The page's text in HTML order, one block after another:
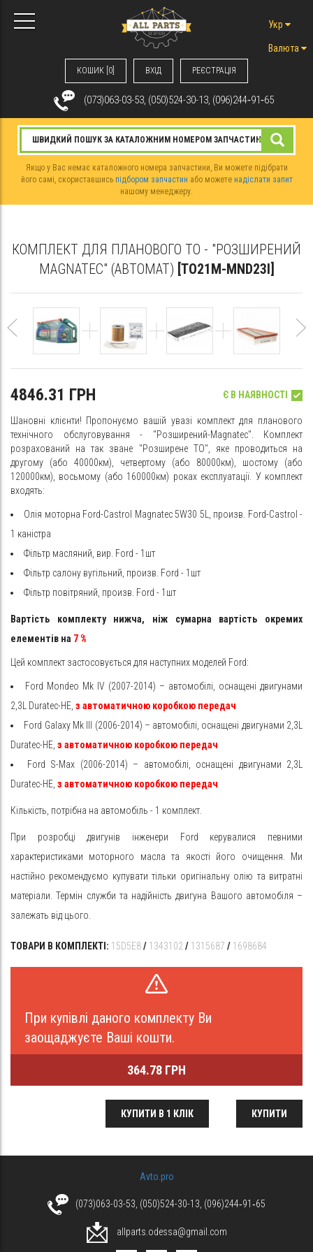
КОШИК [0] ВХIД РЕЄСТРАЦІЯ
Укр
Валюта
(073)063-03-53, (050)524-30-13, (096)244‑91‑65
Якщо у Вас немає каталожного номера запчастини, Ви можете підібрати
його самі, скориставшись підбором запчастин або можете надіслати запит
нашому менеджеру.
КОМПЛЕКТ ДЛЯ ПЛАНОВОГО ТО - "РОЗШИРЕНИЙ
MAGNATEC" (АВТОМАТ) [TO21M-MND23I]
4846.31 ГРН Є В НАЯВНОСТІ
Шановні клієнти! Пропонуємо вашій увазі комплект для планового
технічного обслуговування - "Розширений-Magnatec". Комплект
розрахований на так зване "Розширене ТО", яке проводиться на
другому (або 40000км), четвертому (або 80000км), шостому (або
120000км), восьмому (або 160000км) роках експлуатації. У комплект
входять:
Олія моторна Ford-Castrol Magnatec 5W30 5L, произв. Ford-Castrol -
1 каністра
Фільтр масляний, вир. Ford - 1шт
Фільтр салону вугільний, произв. Ford - 1шт
Фільтр повітряний, произв. Ford - 1шт
Вартість комплекту нижча, ніж сумарна вартість окремих
елементів на 7%
Цей комплект застосовується для наступних моделей Ford:
Ford Mondeo Mk IV (2007-2014) – автомобілі, оснащені двигунами
2,3L Duratec-HE, з автоматичною коробкою передач
Ford Galaxy Mk III (2006-2014) – автомобілі, оснащені двигунами 2,3L
Duratec-HE, з автоматичною коробкою передач
Ford S-Max (2006-2014) – автомобілі, оснащені двигунами 2,3L
Duratec-HE, з автоматичною коробкою передач
Кількість, потрібна на автомобіль - 1 комплект.
При розробці двигунів інженери Ford керувалися певними
характеристиками моторного масла та якості його очищення. Ми
настійно рекомендуємо купувати тільки оригінальну олію та витратні
матеріали. Термін служби та надійність двигуна Вашого автомобіля –
залежать від цього.
ТОВАРИ В КОМПЛЕКТІ: 15D5E8/ 1343102 / 1315687 / 1698684
При купівлі даного комплекту Ви
заощаджуєте Ваші кошти.
364.78 ГРН
КУПИТИ
КУПИТИ В 1 КЛІК
Avto.pro
(073)063-03-53, (050)524-30-13, (096)244‑91‑65
allparts.odessa@gmail.com